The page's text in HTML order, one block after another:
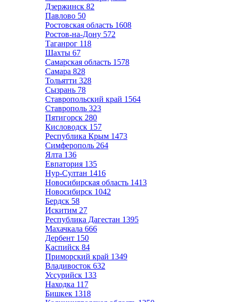
Дзержинск 82
Павлово 50
Ростовская область 1608
Ростов-на-Дону 572
Таганрог 118
Шахты 67
Самарская область 1578
Самара 828
Тольятти 328
Сызрань 78
Ставропольский край 1564
Ставрополь 323
Пятигорск 280
Кисловодск 157
Республика Крым 1473
Симферополь 264
Ялта 136
Евпатория 135
Нур-Султан 1416
Новосибирская область 1413
Новосибирск 1042
Бердск 58
Искитим 27
Республика Дагестан 1395
Махачкала 666
Дербент 150
Каспийск 84
Приморский край 1349
Владивосток 632
Уссурийск 133
Находка 117
Бишкек 1318